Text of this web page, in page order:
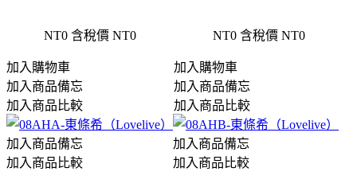
NT0 含稅價 NT0
加入購物車
加入商品備忘
加入商品比較
NT0 含稅價 NT0
加入購物車
加入商品備忘
加入商品比較
加入商品備忘
加入商品比較
加入商品備忘
加入商品比較